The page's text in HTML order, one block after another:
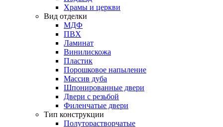
Храмы и церкви
Вид отделки
МДФ
ПВХ
Ламинат
Винилискожа
Пластик
Порошковое напыление
Массив дуба
Шпонированные двери
Двери с резьбой
Филенчатые двери
Тип конструкции
Полуторастворчатые